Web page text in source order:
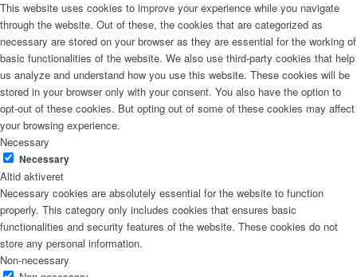
This website uses cookies to improve your experience while you navigate
through the website. Out of these, the cookies that are categorized as
necessary are stored on your browser as they are essential for the working of
basic functionalities of the website. We also use third-party cookies that help
us analyze and understand how you use this website. These cookies will be
stored in your browser only with your consent. You also have the option to
opt-out of these cookies. But opting out of some of these cookies may affect
your browsing experience.
Necessary
Necessary
Altid aktiveret
Necessary cookies are absolutely essential for the website to function
properly. This category only includes cookies that ensures basic
functionalities and security features of the website. These cookies do not
store any personal information.
Non-necessary